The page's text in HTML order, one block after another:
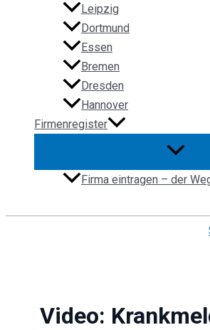
Leipzig
Dortmund
Essen
Bremen
Dresden
Hannover
Firmenregister
Firma eintragen – der
Video: